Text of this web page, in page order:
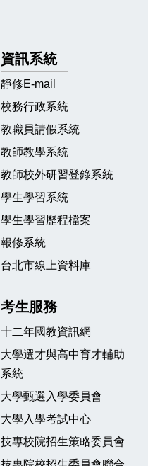
資訊系統
靜修E-mail
校務行政系統
教職員請假系統
教師教學系統
教師校外研習登錄系統
學生學習系統
學生學習歷程檔案
報修系統
台北市線上資料庫
考生服務
十二年國教資訊網
大學選才與高中育才輔助
系統
大學甄選入學委員會
大學入學考試中心
技專校院招生策略委員會